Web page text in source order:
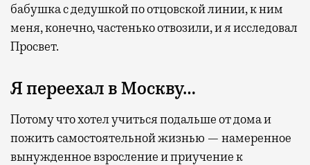
бабушка с дедушкой по отцовской линии, к ним
меня, конечно, частенько отвозили, и я исследовал
Просвет.
Я переехал в Москву…
Потому что хотел учиться подальше от дома и
пожить самостоятельной жизнью — намеренное
вынужденное взросление и приучение к